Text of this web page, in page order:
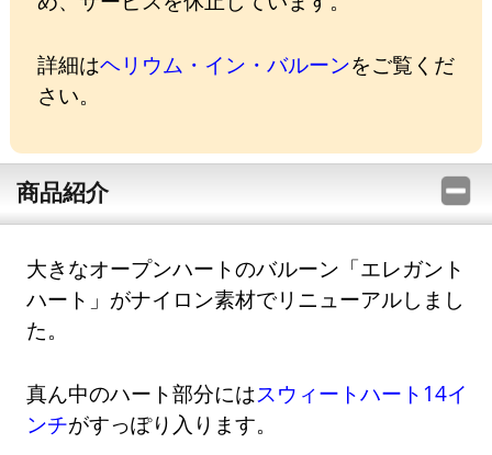
詳細はヘリウム・イン・バルーンをご覧くだ
さい。
商品紹介
大きなオープンハートのバルーン「エレガント
ハート」がナイロン素材でリニューアルしまし
た。
真ん中のハート部分にはスウィートハート14イ
ンチがすっぽり入ります。